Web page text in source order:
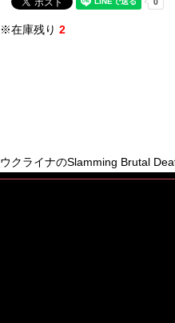
※在庫残り 2
ウクライナのSlamming Brutal